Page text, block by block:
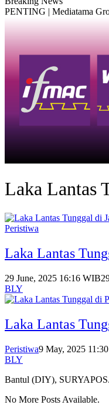
PENTING | Mediatama
Laka Lantas
Peristiwa
Laka Lantas
29 June, 2025 16:16 WIB
BLY
Laka Lantas
Peristiwa9 May, 2025
BLY
Bantul (DIY),
No More Posts Available.